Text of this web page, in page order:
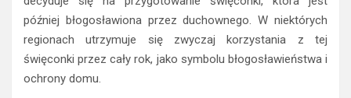
później błogosławiona przez duchownego. W niektórych
regionach utrzymuje się zwyczaj korzystania z tej
święconki przez cały rok, jako symbolu błogosławieństwa i
ochrony domu.